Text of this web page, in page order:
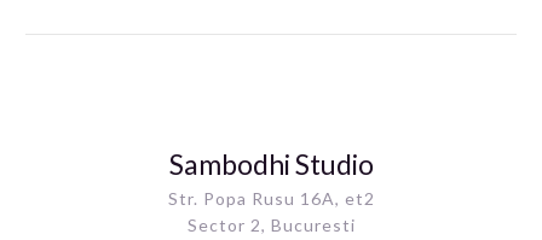
Sambodhi Studio
Str. Popa Rusu 16A, et2
Sector 2, Bucuresti